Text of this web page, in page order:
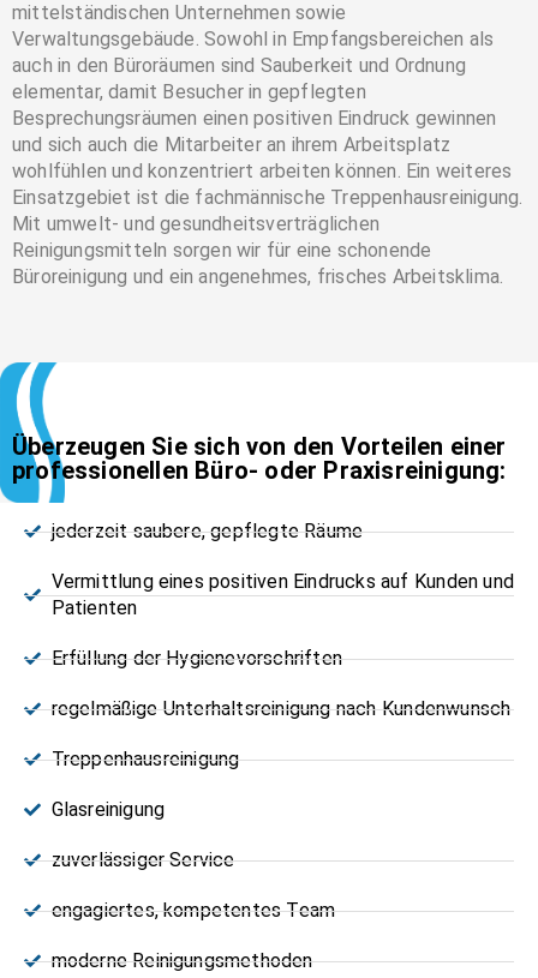
mittelständischen Unternehmen sowie
Verwaltungsgebäude. Sowohl in Empfangsbereichen als
auch in den Büroräumen sind Sauberkeit und Ordnung
elementar, damit Besucher in gepflegten
Besprechungsräumen einen positiven Eindruck gewinnen
und sich auch die Mitarbeiter an ihrem Arbeitsplatz
wohlfühlen und konzentriert arbeiten können. Ein weiteres
Einsatzgebiet ist die fachmännische Treppenhausreinigung.
Mit umwelt- und gesundheitsverträglichen
Reinigungsmitteln sorgen wir für eine schonende
Büroreinigung und ein angenehmes, frisches Arbeitsklima.
Überzeugen Sie sich von den Vorteilen einer
professionellen Büro- oder Praxisreinigung:
jederzeit saubere, gepflegte Räume
Vermittlung eines positiven Eindrucks auf Kunden und
Patienten
Erfüllung der Hygienevorschriften
regelmäßige Unterhaltsreinigung nach Kundenwunsch
Treppenhausreinigung
Glasreinigung
zuverlässiger Service
engagiertes, kompetentes Team
moderne Reinigungsmethoden